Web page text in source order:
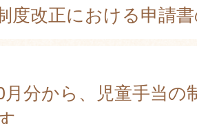
度改正における申請
月分から、児童手当の